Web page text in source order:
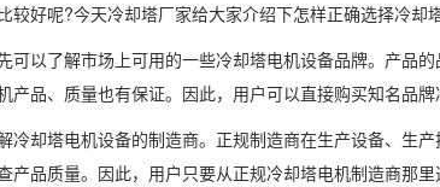
好呢?今天冷却塔厂家给大家介绍下怎样正确选择冷却塔
以了解市场上可用的一些冷却塔电机设备品牌。产品
品、质量也有保证。因此，用户可以直接购买知名品牌
却塔电机设备的制造商。正规制造商在生产设备、生
品质量。因此，用户只要从正规冷却塔电机制造商那